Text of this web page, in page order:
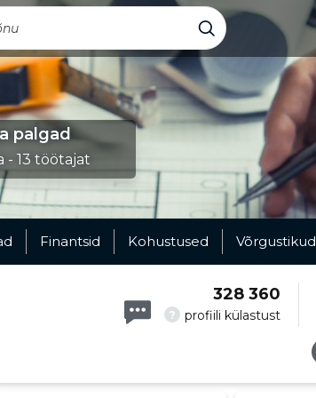
palgad
- 13 töötajat
Finantsid Kohustused Võrgustikud
? profiili külastust
328 360